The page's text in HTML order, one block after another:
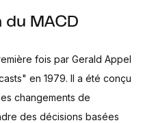
MACD
fois par Gerald Appel
en 1979. Il a été conçu
changements de
des décisions basées